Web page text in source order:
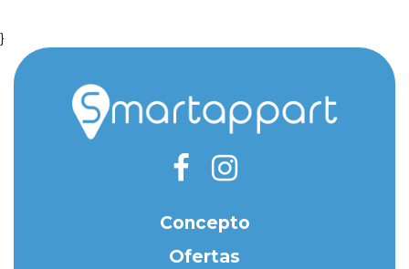
}
Concepto
Ofertas